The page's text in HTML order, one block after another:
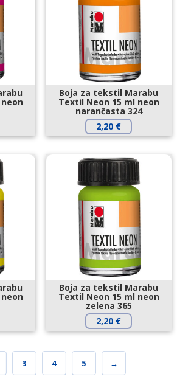
Boja za tekstil Marabu
Textil Neon 15 ml neon
narančasta 324
2,20 €
Boja za tekstil Marabu
Textil Neon 15 ml neon
zelena 365
2,20 €
3 4 5 →